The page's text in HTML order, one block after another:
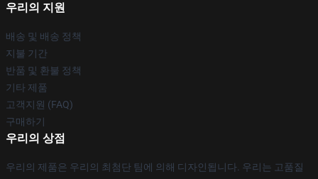
우리의 지원
배송 및 배송 정책
지불 기간
반품 및 환불 정책
기타 제품
고객지원 (FAQ)
구매하기
우리의 상점
우리의 제품은 우리의 최첨단 팀에 의해 디자인됩니다. 우리는 고품질